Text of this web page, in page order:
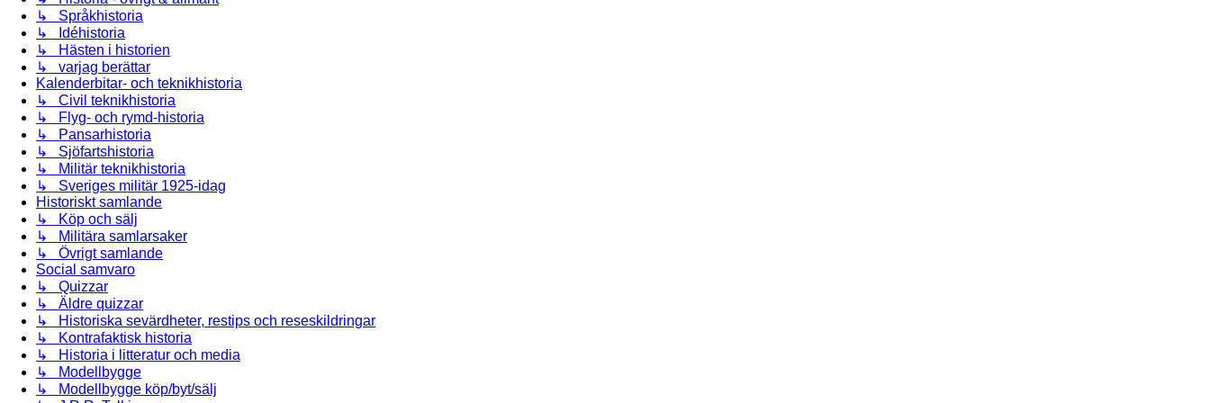
↳ Språkhistoria
↳ Idéhistoria
↳ Hästen i historien
↳ varjag berättar
Kalenderbitar- och teknikhistoria
↳ Civil teknikhistoria
↳ Flyg- och rymd-historia
↳ Pansarhistoria
↳ Sjöfartshistoria
↳ Militär teknikhistoria
↳ Sveriges militär 1925-idag
Historiskt samlande
↳ Köp och sälj
↳ Militära samlarsaker
↳ Övrigt samlande
Social samvaro
↳ Quizzar
↳ Äldre quizzar
↳ Historiska sevärdheter, restips och reseskildringar
↳ Kontrafaktisk historia
↳ Historia i litteratur och media
↳ Modellbygge
↳ Modellbygge köp/byt/sälj